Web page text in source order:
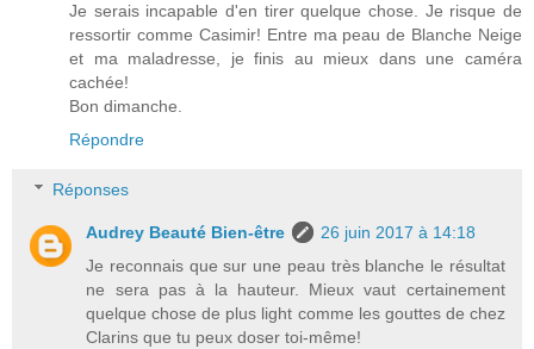
Je serais incapable d'en tirer quelque chose. Je risque de
ressortir comme Casimir! Entre ma peau de Blanche Neige
et ma maladresse, je finis au mieux dans une caméra
cachée!
Bon dimanche.
Répondre
Réponses
Audrey Beauté Bien-être
26 juin 2017 à 14:18
Je reconnais que sur une peau très blanche le résultat
ne sera pas à la hauteur. Mieux vaut certainement
quelque chose de plus light comme les gouttes de chez
Clarins que tu peux doser toi-même!